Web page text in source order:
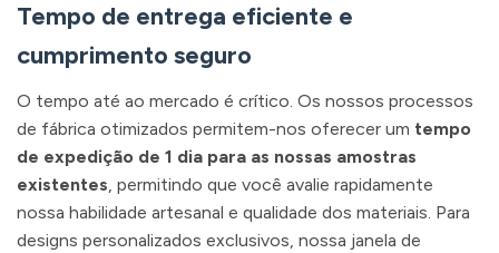
Tempo de entrega eficiente e
cumprimento seguro
O tempo até ao mercado é crítico. Os nossos processos
de fábrica otimizados permitem-nos oferecer um tempo
de expedição de 1 dia para as nossas amostras
existentes, permitindo que você avalie rapidamente
nossa habilidade artesanal e qualidade dos materiais. Para
designs personalizados exclusivos, nossa janela de